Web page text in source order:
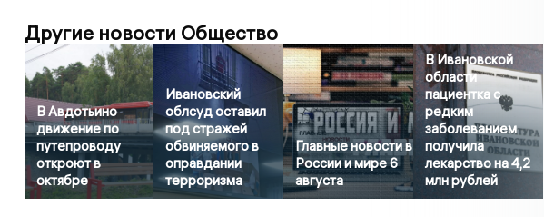
Другие новости Общество
В Авдотьино
движение по
путепроводу
откроют в
октябре
Ивановский
облсуд оставил
под стражей
обвиняемого в
оправдании
терроризма
Главные новости в
России и мире 6
августа
В Ивановской
области
пациентка с
редким
заболеванием
получила
лекарство на 4,2
млн рублей